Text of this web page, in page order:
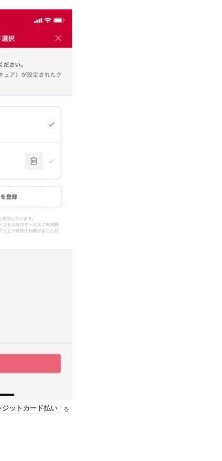
ジットカード払い を